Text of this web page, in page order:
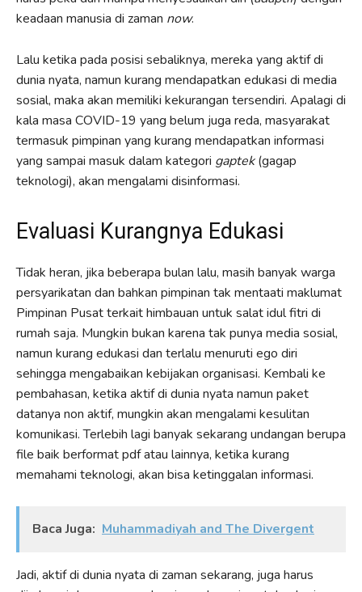
keadaan manusia di zaman now.
Lalu ketika pada posisi sebaliknya, mereka yang aktif di
dunia nyata, namun kurang mendapatkan edukasi di media
sosial, maka akan memiliki kekurangan tersendiri. Apalagi di
kala masa COVID-19 yang belum juga reda, masyarakat
termasuk pimpinan yang kurang mendapatkan informasi
yang sampai masuk dalam kategori gaptek(gagap
teknologi), akan mengalami disinformasi.
Evaluasi Kurangnya Edukasi
Tidak heran, jika beberapa bulan lalu, masih banyak warga
persyarikatan dan bahkan pimpinan tak mentaati maklumat
Pimpinan Pusat terkait himbauan untuk salat idul fitri di
rumah saja. Mungkin bukan karena tak punya media sosial,
namun kurang edukasi dan terlalu menuruti ego diri
sehingga mengabaikan kebijakan organisasi. Kembali ke
pembahasan, ketika aktif di dunia nyata namun paket
datanya non aktif, mungkin akan mengalami kesulitan
komunikasi. Terlebih lagi banyak sekarang undangan berupa
file baik berformat pdf atau lainnya, ketika kurang
memahami teknologi, akan bisa ketinggalan informasi.
Baca Juga: Muhammadiyah and The Divergent
Jadi, aktif di dunia nyata di zaman sekarang, juga harus